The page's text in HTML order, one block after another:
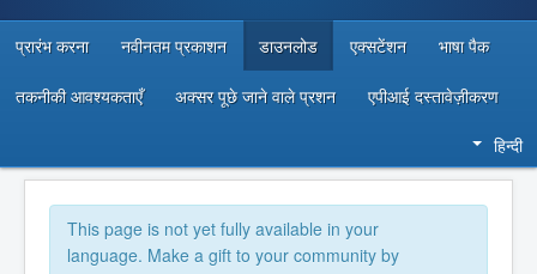
डेवलपर संसाधन
प्रारंभ करना नवीनतम प्रकाशन डाउनलोड एक्सटेंशन भाषा पैक
तकनीकी आवश्यकताएँ अक्सर पूछे जाने वाले प्रशन एपीआई दस्तावेज़ीकरण
हिन्दी
This page is not yet fully available in your
language. Make a gift to your community by